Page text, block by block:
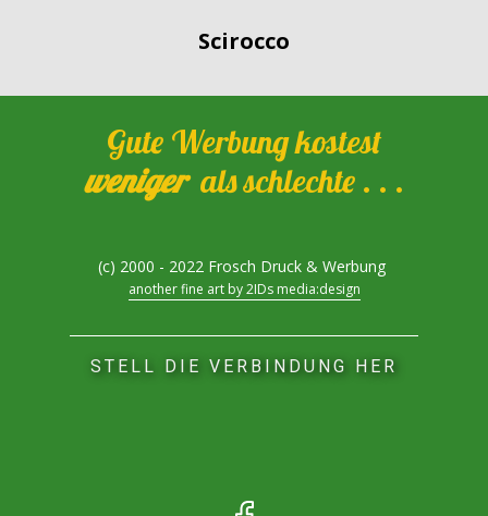
Scirocco
Gute Werbung kostest
weniger als schlechte . . .
(c) 2000 - 2022 Frosch Druck & Werbung
another fine art by 2IDs media:design
STELL DIE VERBINDUNG HER